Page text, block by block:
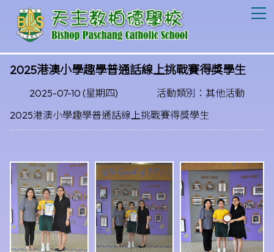
2025港澳小學趣學普通話線上挑戰賽得獎學生
2025-07-10 (星期四)
活動類別：其他活動
2025港澳小學趣學普通話線上挑戰賽得獎學生